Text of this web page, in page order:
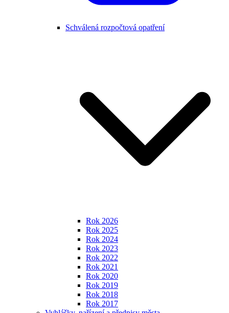
Schválená rozpočtová opatření
Rok 2026
Rok 2025
Rok 2024
Rok 2023
Rok 2022
Rok 2021
Rok 2020
Rok 2019
Rok 2018
Rok 2017